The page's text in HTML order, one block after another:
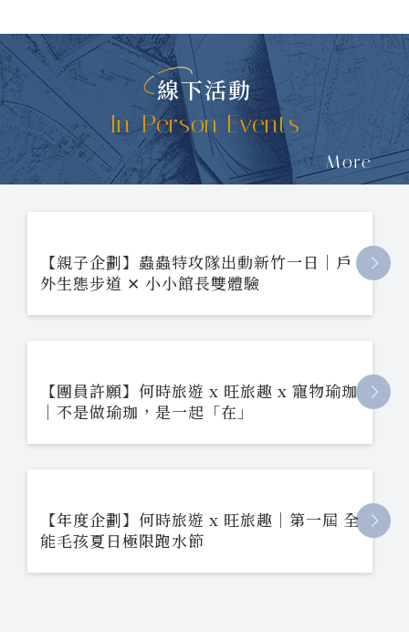
線下活動
In-Person Events
More
【親子企劃】蟲蟲特攻隊出動新竹一日｜戶
外生態步道 ✕ 小小館長雙體驗
【團員許願】何時旅遊 x 旺旅趣 x 寵物瑜珈
｜不是做瑜珈，是一起「在」
【年度企劃】何時旅遊 x 旺旅趣｜第一屆 全
能毛孩夏日極限跑水節